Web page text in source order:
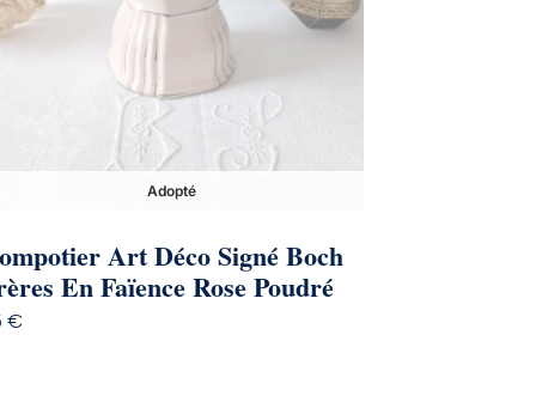
Adopté
Art Déco Signé Boch
En Faïence Rose Poudré
€